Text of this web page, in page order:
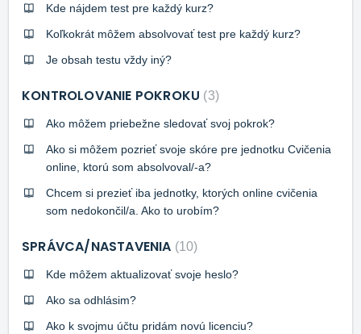
Kde nájdem test pre každý kurz?
Koľkokrát môžem absolvovať test pre každý kurz?
Je obsah testu vždy iný?
KONTROLOVANIE POKROKU 3
Ako môžem priebežne sledovať svoj pokrok?
Ako si môžem pozrieť svoje skóre pre jednotku Cvičenia
online, ktorú som absolvoval/-a?
Chcem si prezieť iba jednotky, ktorých online cvičenia
som nedokončil/a. Ako to urobím?
SPRÁVCA/NASTAVENIA 10
Kde môžem aktualizovať svoje heslo?
Ako sa odhlásim?
Ako k svojmu účtu pridám novú licenciu?